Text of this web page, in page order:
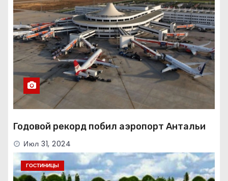
Годовой рекорд побил аэропорт Антальи
Июл 31, 2024
ГОСТИНИЦЫ